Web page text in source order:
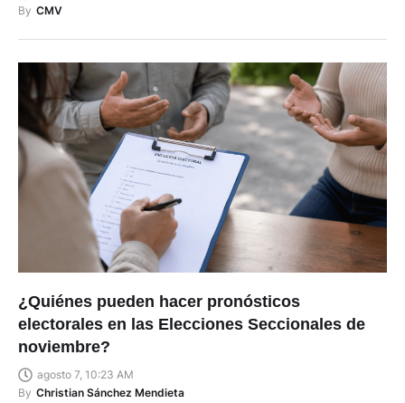
By CMV
¿Quiénes pueden hacer pronósticos
electorales en las Elecciones Seccionales de
noviembre?
agosto 7, 10:23 AM
By Christian Sánchez Mendieta